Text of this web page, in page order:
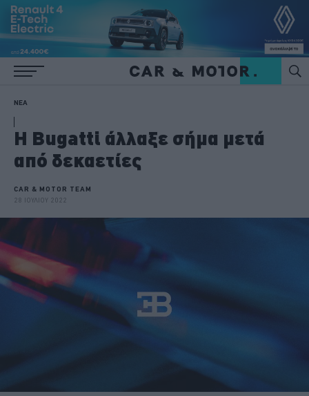
ΝΕΑ
Η Bugatti άλλαξε σήμα μετά
από δεκαετίες
CAR & MOTOR TEAM
28 ΙΟΥΛΙΟΥ 2022